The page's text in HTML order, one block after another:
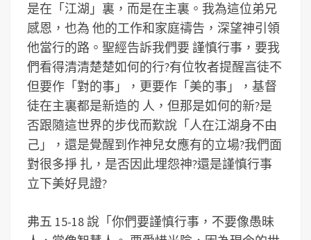
是在「江湖」裏，而是在主裏。我為這位弟兄
感恩，也為 他的工作和家庭禱告，深望神引領
他當行的路。聖經告訴我們要 謹慎行事，要我
們看得清清楚楚如何的行?有位牧者提醒亯徒不
但要作「對的事」，更要作「美的事」，基督
徒在主裏都是新造的 人，但那是如何的新?是
否跟隨這世界的步伐而歎說「人在江湖身不由
己」，還是覺醒到作神兒女應有的立場?我們面
對很多掙 扎，是否因此埋怨神?還是謹慎行事
立下美好見證?
弗五 15-18 說「你們要謹慎行事，不要像愚昧